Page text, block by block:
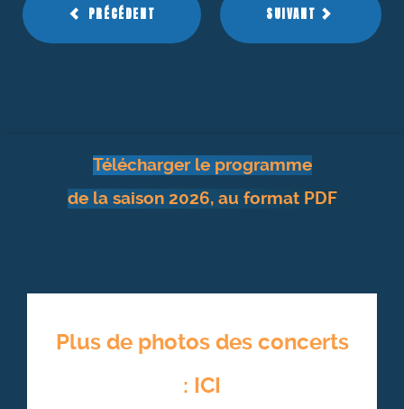
PRÉCÉDENT SUIVANT
Télécharger le programme
de la saison 2026, au format PDF
Plus de photos des concerts
: ICI